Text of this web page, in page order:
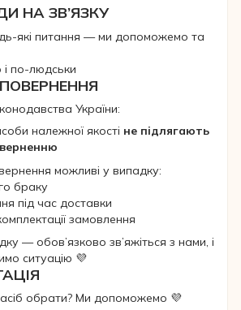
НА ЗВ’ЯЗКУ
які питання — ми допоможемо та
по-людськи
України:
належної якості не підлягають
можливі у випадку:
браку
під час доставки
замовлення
— обов’язково зв’яжіться з нами, і
ситуацію 💜
обрати? Ми допоможемо 💜